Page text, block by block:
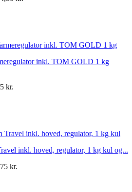
inkl. TOM GOLD 1 kg
kr.
inkl. hoved, regulator, 1 kg kul og...
kr.